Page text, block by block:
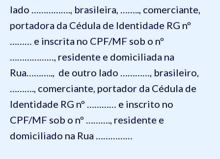
lado ……………., brasileira, …….., comerciante,
portadora da Cédula de Identidade RG nº
……… e inscrita no CPF/MF sob o nº
………………, residente e domiciliada na
Rua……….., de outro lado …………, brasileiro,
………., comerciante, portador da Cédula de
Identidade RG nº ………… e inscrito no
CPF/MF sob o nº ………., residente e
domiciliado na Rua ……………